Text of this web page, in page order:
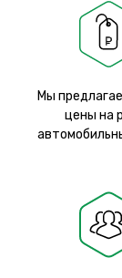
Мы
цены на